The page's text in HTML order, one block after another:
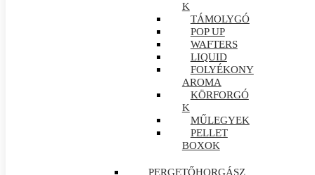
K
TÁMOLYGÓ
POP UP
WAFTERS
LIQUID
FOLYÉKONY
AROMA
KÖRFORGÓ
K
MŰLEGYEK
PELLET
BOXOK
PERGETŐHORGÁSZ